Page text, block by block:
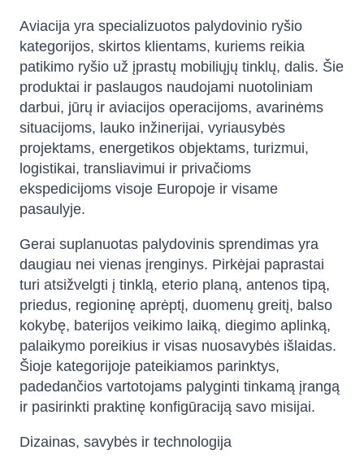
Aviacija yra specializuotos palydovinio ryšio
kategorijos, skirtos klientams, kuriems reikia
patikimo ryšio už įprastų mobiliųjų tinklų, dalis. Šie
produktai ir paslaugos naudojami nuotoliniam
darbui, jūrų ir aviacijos operacijoms, avarinėms
situacijoms, lauko inžinerijai, vyriausybės
projektams, energetikos objektams, turizmui,
logistikai, transliavimui ir privačioms
ekspedicijoms visoje Europoje ir visame
pasaulyje.
Gerai suplanuotas palydovinis sprendimas yra
daugiau nei vienas įrenginys. Pirkėjai paprastai
turi atsižvelgti į tinklą, eterio planą, antenos tipą,
priedus, regioninę aprėptį, duomenų greitį, balso
kokybę, baterijos veikimo laiką, diegimo aplinką,
palaikymo poreikius ir visas nuosavybės išlaidas.
Šioje kategorijoje pateikiamos parinktys,
padedančios vartotojams palyginti tinkamą įrangą
ir pasirinkti praktinę konfigūraciją savo misijai.
Dizainas, savybės ir technologija